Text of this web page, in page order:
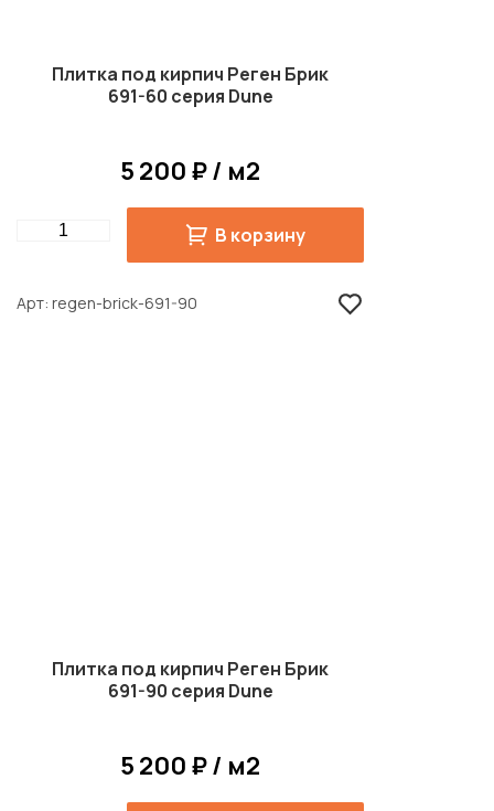
Плитка под кирпич Реген Брик
691-60 серия Dune
5 200 ₽ / м2
Quantity В корзину
Арт regen-brick-691-90
Плитка под кирпич Реген Брик
691-90 серия Dune
5 200 ₽ / м2